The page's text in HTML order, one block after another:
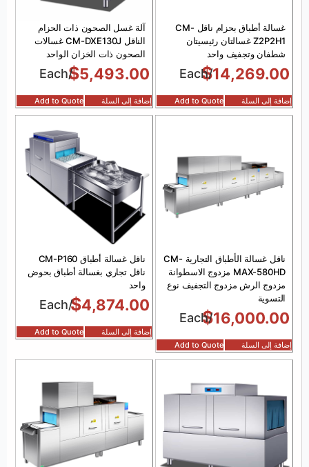
غسالة أطباق بحزام ناقل CM-
Z2P2H1 غسالتان رئيسيتان
شطفان وتجفيف واحد
$14,269.00
/Each
إضافة إلى السلة Add to Quote
آلة غسل الصحون ذات الحزام
الناقل CM-DXE130J غسالات
الصحون ذات الخزان الواحد
$5,493.00
/Each
إضافة إلى السلة Add to Quote
ناقل غسالة الأطباق التجارية CM-
MAX-580HD مزدوج الاسطوانة
مزدوج الرش مزدوج التجفيف نوع
التسوية
$16,000.00
/Each
إضافة إلى السلة Add to Quote
ناقل غسالة أطباق CM-P160
ناقل تجاري بغسالة أطباق بحوض
واحد
$4,874.00
/Each
إضافة إلى السلة Add to Quote